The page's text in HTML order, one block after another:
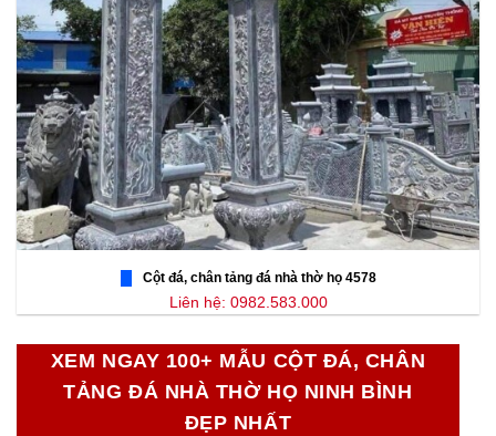
Cột đá, chân tảng đá nhà thờ họ 4578
Liên hệ: 0982.583.000
XEM NGAY 100+ MẪU CỘT ĐÁ, CHÂN
TẢNG ĐÁ NHÀ THỜ HỌ NINH BÌNH
ĐẸP NHẤT